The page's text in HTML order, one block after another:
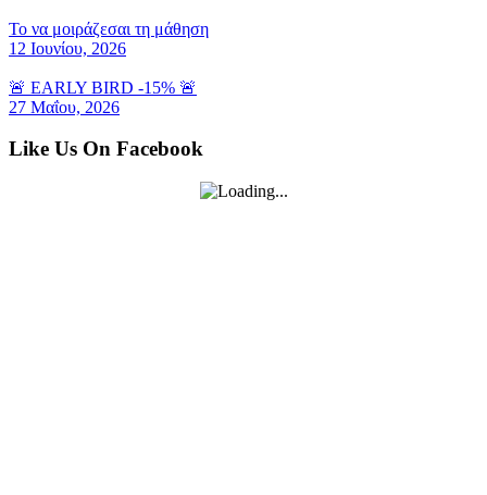
Το να μοιράζεσαι τη μάθηση
12 Ιουνίου, 2026
🚨 EARLY BIRD -15% 🚨
27 Μαΐου, 2026
Like Us On Facebook